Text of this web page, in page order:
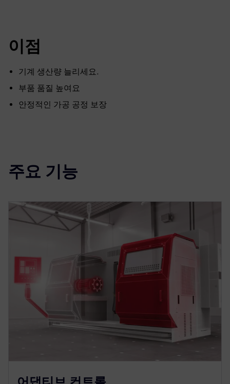
이점
기계 생산량 늘리세요.
부품 품질 높여요
안정적인 가공 공정 보장
주요 기능